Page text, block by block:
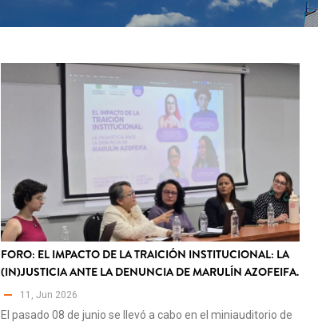
FORO: EL IMPACTO DE LA TRAICIÓN INSTITUCIONAL: LA
(IN)JUSTICIA ANTE LA DENUNCIA DE MARULÍN AZOFEIFA.
11, Jun 2026
El pasado 08 de junio se llevó a cabo en el miniauditorio de